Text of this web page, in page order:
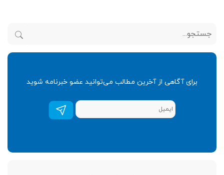
برای آگاهی از آخرین مطالب می‌توانید عضو خبرنامه شوید
عضویت
در
خبرنامه*